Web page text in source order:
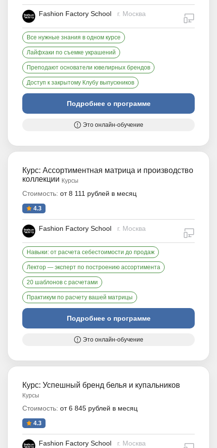
Fashion Factory School г. Москва
Все нужные знания в одном курсе
Лайфхаки по съемке украшений
Преподают основатели ювелирных брендов
Доступ к закрытому Клубу выпускников
Подробнее о программе
Это онлайн-обучение
Курс: Ассортиментная матрица и производство
коллекции Курсы
Стоимость: от 8 111 рублей в месяц
4.3
Fashion Factory School г. Москва
Навыки: от расчета себестоимости до продаж
Лектор — эксперт по построению ассортимента
20 шаблонов с расчетами
Практикум по расчету вашей матрицы
Подробнее о программе
Это онлайн-обучение
Курс: Успешный бренд белья и купальников
Курсы
Стоимость: от 6 845 рублей в месяц
4.3
Fashion Factory School г. Москва